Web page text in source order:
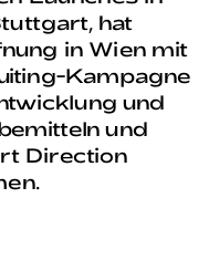
hat
in Wien mit
Kampagne
und
und
Direction